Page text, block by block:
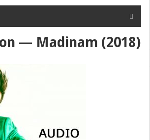
— Madinam (2018)